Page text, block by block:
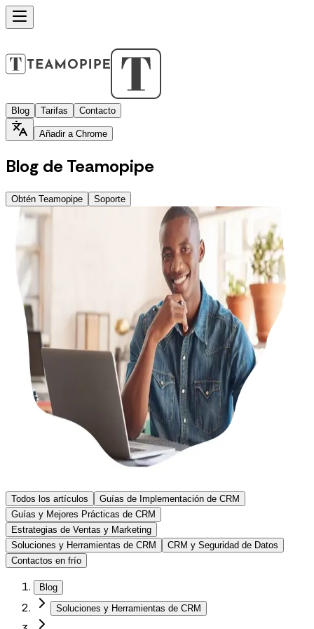
Blog Tarifas Contacto
Añadir a Chrome
Blog de Teamopipe
Obtén Teamopipe Soporte
Todos los artículos
Guías de Implementación de CRM
Guías y Mejores Prácticas de CRM
Estrategias de Ventas y Marketing
Soluciones y Herramientas de CRM
CRM y Seguridad de Datos
Contactos en frío
Blog
Soluciones y Herramientas de CRM